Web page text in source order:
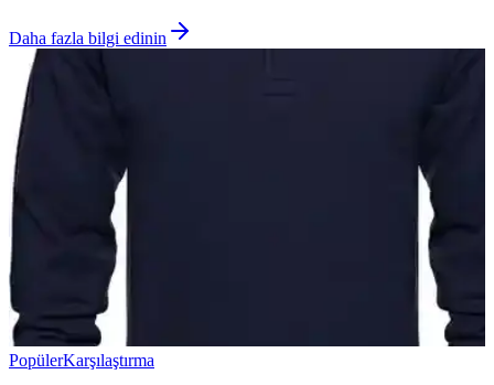
Daha fazla bilgi edinin
PopülerKarşılaştırma